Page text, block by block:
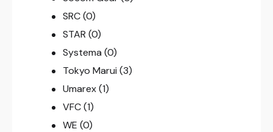
SRC (0)
STAR (0)
Systema (0)
Tokyo Marui (3)
Umarex (1)
VFC (1)
WE (0)